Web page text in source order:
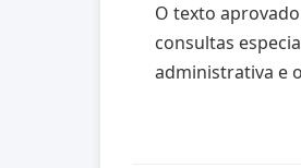
O texto
consultas
administrativa e